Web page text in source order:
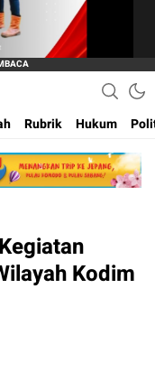
Rubrik Hukum
Kodim